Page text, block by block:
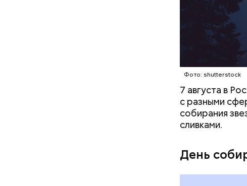
Фото: shutterstock
7 августа в
с разными
собирания
сливками.
День
оливковое
соль.
Вред дыни
Фото: Shutterstock